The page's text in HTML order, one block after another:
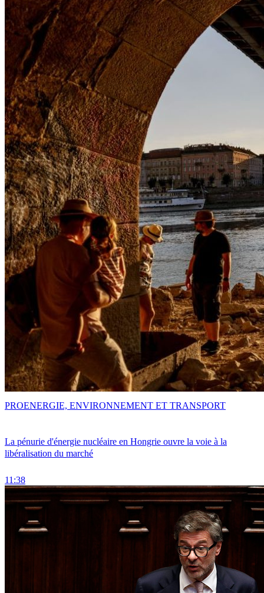
La pénurie d'énergie nucléaire en Hongrie ouvre la voie à la
libéralisation du marché
11:38
PROENERGIE, ENVIRONNEMENT ET TRANSPORT